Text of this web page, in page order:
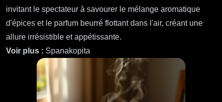
invitant le spectateur à savourer le mélange aromatique
d'épices et le parfum beurré flottant dans l'air, créant une
allure irrésistible et appétissante.
Voir plus : Spanakopita